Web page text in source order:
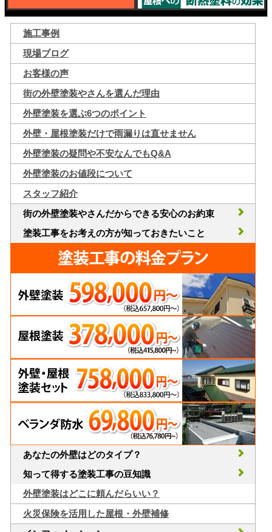
施工事例
現場ブログ
お客様の声
街の外壁塗装やさんを選んだ理由
外壁塗装を選ぶ6つのポイント
外壁・屋根塗装だけで雨漏りは直せません
外壁塗装の疑問や不安なんでもQ&A
外壁塗装のお値段について
スタッフ紹介
街の外壁塗装やさんだからできる安心のお約束
塗装工事をお考えの方が知っておきたいこと
あなたの外壁はどのタイプ？
知って得する塗装工事の豆知識
外壁塗装はどこに頼んだらいい？
火災保険を活用した屋根・外壁補修